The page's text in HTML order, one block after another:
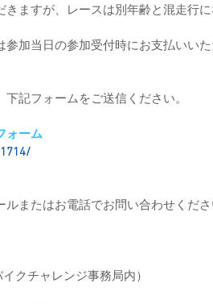
ますが、レースは別年齢と混走行に
加当日の参加受付時にお支払いいた
記フォームをご送信ください。
ォーム
またはお電話でお問い合わせくださ
クチャレンジ事務局内）